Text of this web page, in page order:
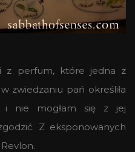
z perfum, które jedna z
zwiedzaniu pań określiła
i nie mogłam się z jej
Z eksponowanych